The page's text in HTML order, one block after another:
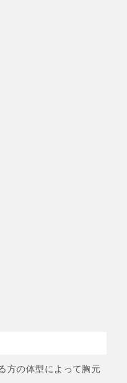
方の体型によって胸元